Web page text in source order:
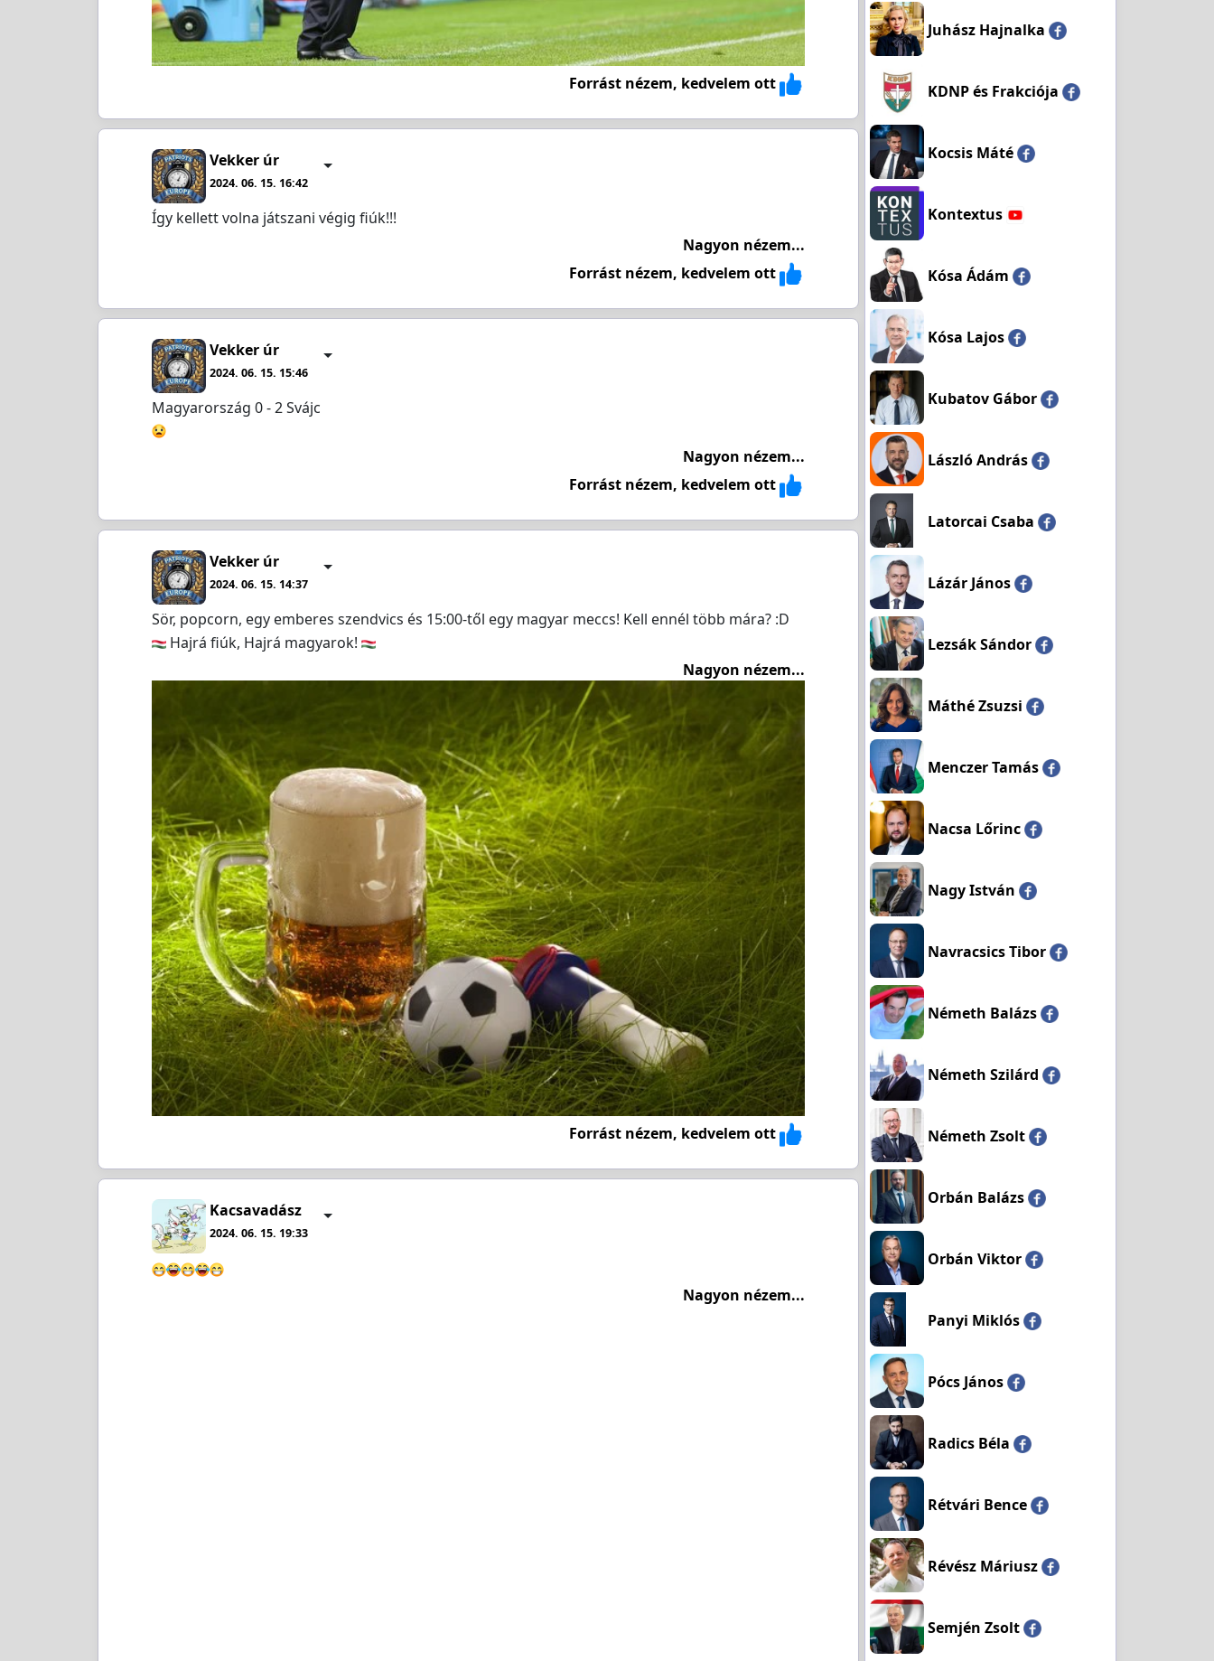
Forrást nézem, kedvelem ott
Vekker úr
2024. 06. 15. 16:42
Így kellett volna játszani végig fiúk!!!
Nagyon nézem...
Forrást nézem, kedvelem ott
Vekker úr
2024. 06. 15. 15:46
Magyarország 0 - 2 Svájc
Nagyon nézem...
Forrást nézem, kedvelem ott
Vekker úr
2024. 06. 15. 14:37
Sör, popcorn, egy emberes szendvics és 15:00-től egy magyar meccs! Kell ennél több mára? :D
Hajrá fiúk, Hajrá magyarok!
Nagyon nézem...
Forrást nézem, kedvelem ott
Kacsavadász
2024. 06. 15. 19:33
Nagyon nézem...
Juhász Hajnalka
KDNP és Frakciója
Kocsis Máté
Kontextus
Kósa Ádám
Kósa Lajos
Kubatov Gábor
László András
Latorcai Csaba
Lázár János
Lezsák Sándor
Máthé Zsuzsi
Menczer Tamás
Nacsa Lőrinc
Nagy István
Navracsics Tibor
Németh Balázs
Németh Szilárd
Németh Zsolt
Orbán Balázs
Orbán Viktor
Panyi Miklós
Pócs János
Radics Béla
Rétvári Bence
Révész Máriusz
Semjén Zsolt